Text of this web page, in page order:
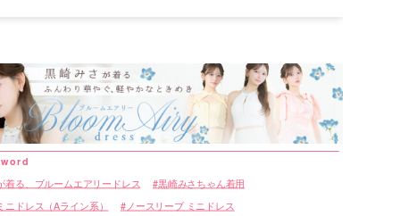
着る、ブルームエアリードレス 黒崎みさちゃん着用
ニドレス（Aライン系） ノースリーブ ミニドレス